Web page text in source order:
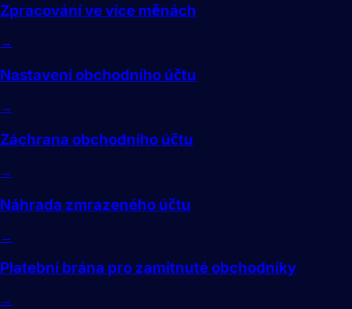
Zpracování ve více měnách
→
Nastavení obchodního účtu
→
Záchrana obchodního účtu
→
Náhrada zmrazeného účtu
→
Platební brána pro zamítnuté obchodníky
→